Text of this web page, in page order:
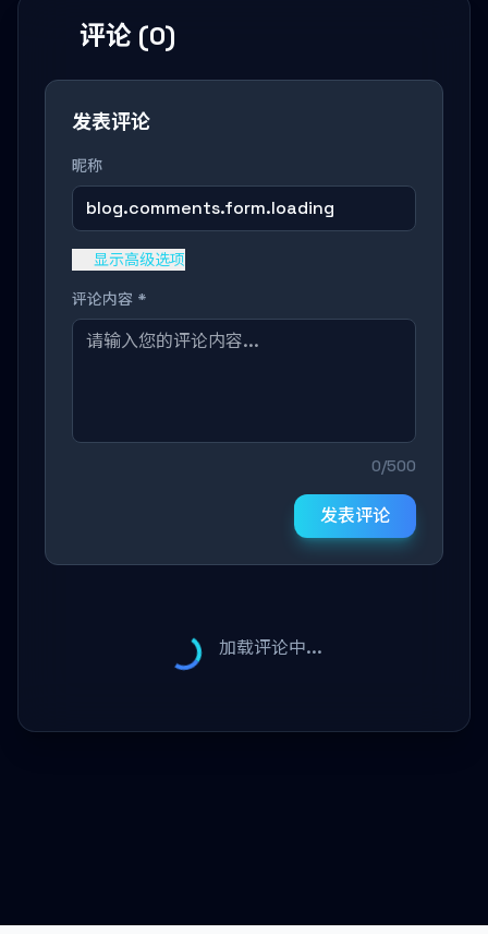
评论 (0)
发表评论
昵称
blog.comments.form.loading
显示高级选项
评论内容 *
0/500
发表评论
加载评论中...